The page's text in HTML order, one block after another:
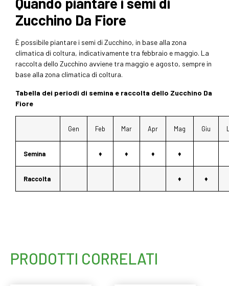
Zucchino Da Fiore
È possibile piantare i semi di Zucchino, in base alla zona
climatica di coltura, indicativamente tra febbraio e maggio. La
raccolta dello Zucchino avviene tra maggio e agosto, sempre in
base alla zona climatica di coltura.
Tabella dei periodi di semina e raccolta dello Zucchino Da
Fiore
Gen Feb Mar Apr Mag Giu
Semina ♦ ♦ ♦ ♦
Raccolta ♦ ♦
PRODOTTI CORRELATI